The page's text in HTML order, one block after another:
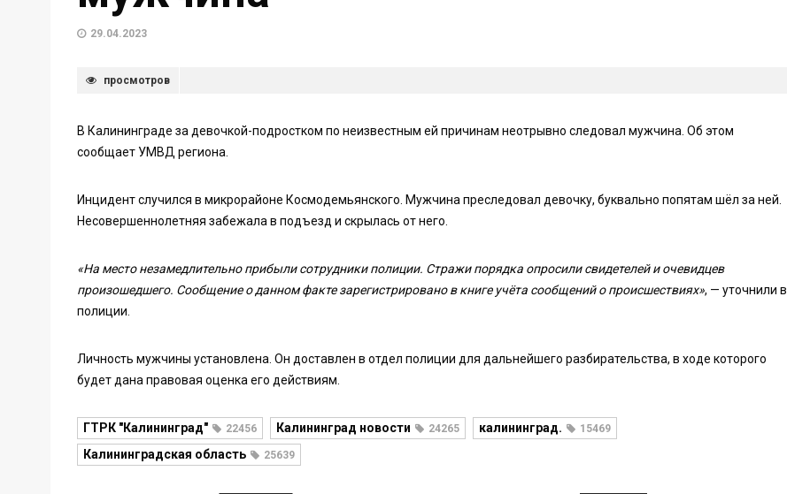
29.04.2023
просмотров
В Калининграде за девочкой-подростком по неизвестным ей причинам неотрывно следовал мужчина. Об этом
сообщает УМВД региона.
Инцидент случился в микрорайоне Космодемьянского. Мужчина преследовал девочку, буквально попятам шёл за ней.
Несовершеннолетняя забежала в подъезд и скрылась от него.
«На место незамедлительно прибыли сотрудники полиции. Стражи порядка опросили свидетелей и очевидцев
произошедшего. Сообщение о данном факте зарегистрировано в книге учёта сообщений о происшествиях», — уточнили в
полиции.
Личность мужчины установлена. Он доставлен в отдел полиции для дальнейшего разбирательства, в ходе которого
будет дана правовая оценка его действиям.
ГТРК "Калининград" 22456 Калининград новости 24265 калининград. 15469
Калининградская область 25639